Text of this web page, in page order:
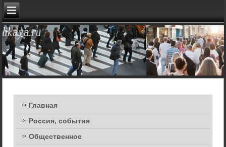
Главная
Россия, события
Общественное